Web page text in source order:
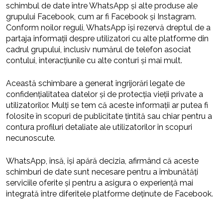
schimbul de date între WhatsApp și alte produse ale
grupului Facebook, cum ar fi Facebook și Instagram.
Conform noilor reguli, WhatsApp își rezervă dreptul de a
partaja informații despre utilizatori cu alte platforme din
cadrul grupului, inclusiv numărul de telefon asociat
contului, interacțiunile cu alte conturi și mai mult.
Această schimbare a generat îngrijorări legate de
confidențialitatea datelor și de protecția vieții private a
utilizatorilor. Mulți se tem că aceste informații ar putea fi
folosite în scopuri de publicitate țintită sau chiar pentru a
contura profiluri detaliate ale utilizatorilor în scopuri
necunoscute.
WhatsApp, însă, își apără decizia, afirmând că aceste
schimburi de date sunt necesare pentru a îmbunătăți
serviciile oferite și pentru a asigura o experiență mai
integrată între diferitele platforme deținute de Facebook.